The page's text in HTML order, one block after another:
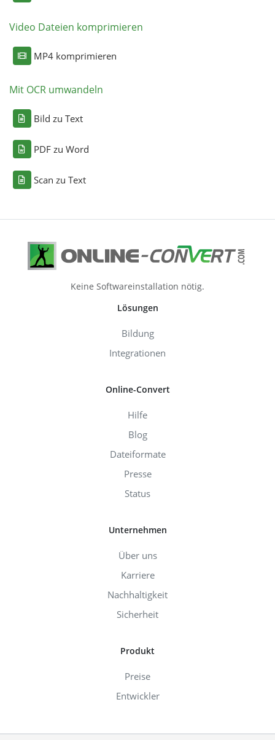
Video Dateien komprimieren
MP4 komprimieren
Mit OCR umwandeln
Bild zu Text
PDF zu Word
Scan zu Text
Keine Softwareinstallation nötig.
Lösungen
Bildung
Integrationen
Online-Convert
Hilfe
Blog
Dateiformate
Presse
Status
Unternehmen
Über uns
Karriere
Nachhaltigkeit
Sicherheit
Produkt
Preise
Entwickler